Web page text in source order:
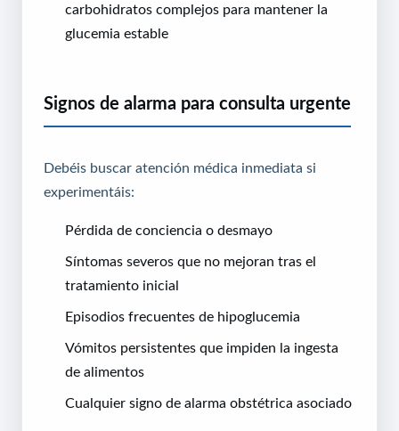
carbohidratos complejos para mantener la
glucemia estable
Signos de alarma para consulta urgente
Debéis buscar atención médica inmediata si
experimentáis:
Pérdida de conciencia o desmayo
Síntomas severos que no mejoran tras el
tratamiento inicial
Episodios frecuentes de hipoglucemia
Vómitos persistentes que impiden la ingesta
de alimentos
Cualquier signo de alarma obstétrica asociado